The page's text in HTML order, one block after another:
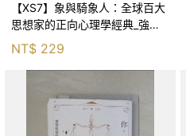
【XS7】象與騎象人：全球百大
思想家的正向心理學經典_強納
NT$ 229